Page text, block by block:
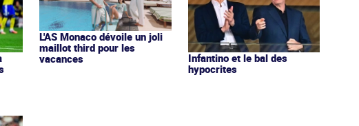
L'AS Monaco dévoile un joli
maillot third pour les
vacances
Infantino et le bal des
hypocrites